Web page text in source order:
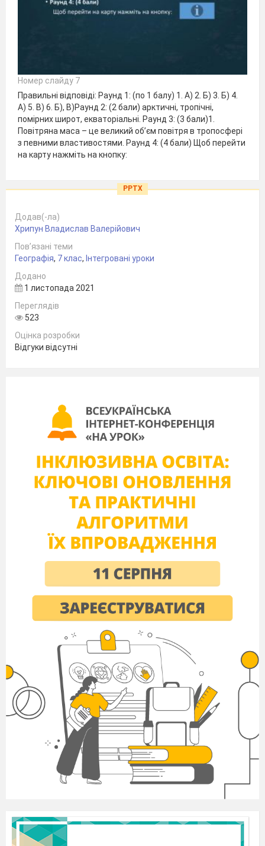
Номер слайду 7
Правильні відповіді: Раунд 1: (по 1 балу) 1. А) 2. Б) 3. Б) 4.
А) 5. В) 6. Б), В)Раунд 2: (2 бали) арктичні, тропічні,
помірних широт, екваторіальні. Раунд 3: (3 бали)1.
Повітряна маса – це великий об’єм повітря в тропосфері
з певними властивостями. Раунд 4: (4 бали) Щоб перейти
на карту нажміть на кнопку:
PPTX
Додав(-ла)
Хрипун Владислав Валерійович
Пов’язані теми
Географія, 7 клас, Інтегровані уроки
Додано
1 листопада 2021
Переглядів
523
Оцінка розробки
Відгуки відсутні